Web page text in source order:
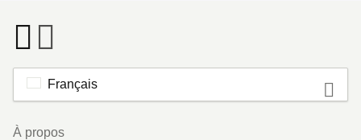
Français
Footer
À propos